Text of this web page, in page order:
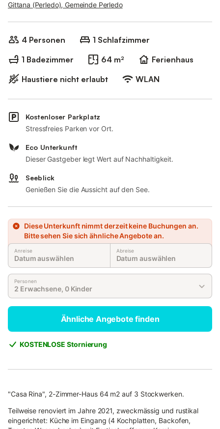
Gittana (Perledo), Gemeinde Perledo
4 Personen
1 Schlafzimmer
1 Badezimmer
64 m²
Ferienhaus
Haustiere nicht erlaubt
WLAN
Kostenloser Parkplatz
Stressfreies Parken vor Ort.
Eco Unterkunft
Dieser Gastgeber legt Wert auf Nachhaltigkeit.
Seeblick
Genießen Sie die Aussicht auf den See.
Diese Unterkunft nimmt derzeit keine Buchungen an.
Bitte sehen Sie sich ähnliche Angebote an.
Anreise
Datum auswählen
Abreise
Datum auswählen
Personen
2 Erwachsene, 0 Kinder
Ähnliche Angebote finden
KOSTENLOSE Stornierung
"Casa Rina", 2-Zimmer-Haus 64 m2 auf 3 Stockwerken.
Teilweise renoviert im Jahre 2021, zweckmässig und rustikal
eingerichtet: Küche im Eingang (4 Kochplatten, Backofen,